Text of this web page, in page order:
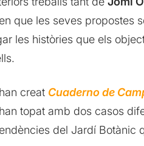
que les seves propostes
les històries que els
creat Cuaderno de
topat amb dos casos
del Jardí